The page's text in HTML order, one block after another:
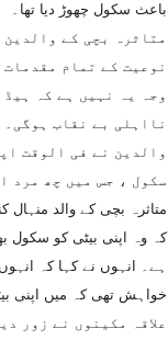
باعث سکول چھوڑ دیا تھا۔
متاثرہ بچی کے
نوعیت کے تمام
وجہ یہ نہیں ہے کہ
نااہلی بے نقاب ہوگی۔
والدین نے فی الوقت
سکول ، جس میں چھ مرد
متاثرہ بچی کے والد منہال
کہ وہ اپنی بیٹی کو سکول
ہے۔ انہوں نے کہا کہ
خواہش تھی کہ میں اپنی
علاقہ مکینوں نے زور